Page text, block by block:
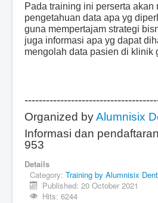
Pada training ini perserta akan
pengetahuan data apa yg
guna mempertajam strategi
juga informasi apa yg dapat
mengolah data pasien di klinik
Organized byAlumnisix
Informasi dan
953
Details
Category: Training by Alumnisix
Published: 20 October 2021
Hits: 6244